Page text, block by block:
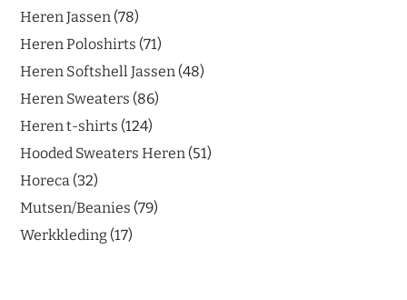
Heren Jassen 78
Heren Poloshirts 71
Heren Softshell Jassen 48
Heren Sweaters 86
Heren t-shirts 124
Hooded Sweaters Heren 51
Horeca 32
Mutsen/Beanies 79
Werkkleding 17